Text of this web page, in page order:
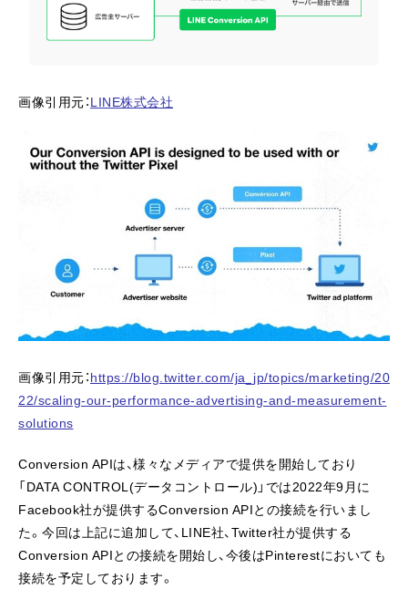
画像引用元：LINE株式会社
画像引用元：https://blog.twitter.com/ja_jp/topics/marketing/20
22/scaling-our-performance-advertising-and-measurement-
solutions
Conversion APIは、様々なメディアで提供を開始しており
「DATA CONTROL(データコントロール)」では2022年9月に
Facebook社が提供するConversion APIとの接続を行いまし
た。今回は上記に追加して、LINE社、Twitter社が提供する
Conversion APIとの接続を開始し、今後はPinterestにおいても
接続を予定しております。